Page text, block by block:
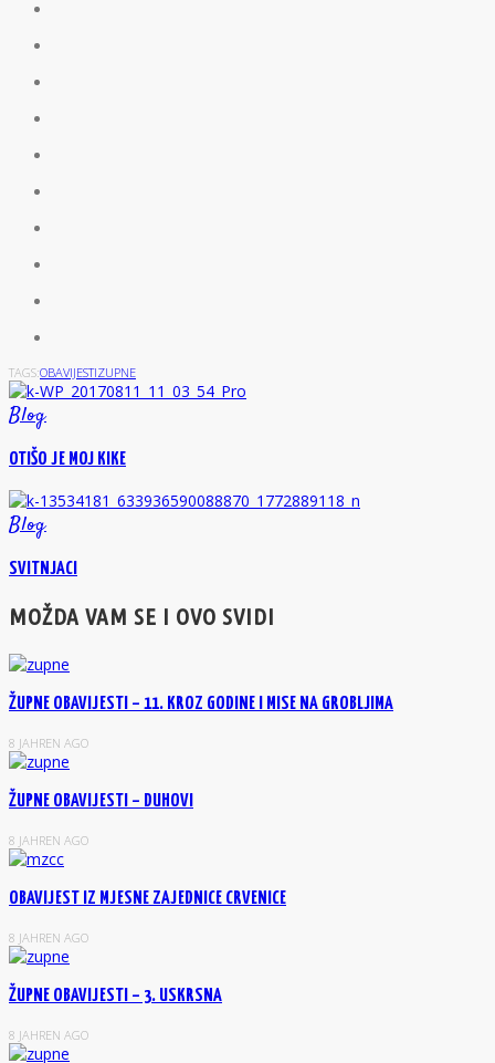
TAGS:OBAVIJESTIZUPNE
Blog
OTIŠO JE MOJ KIKE
Blog
SVITNJACI
MOŽDA VAM SE I OVO SVIDI
ŽUPNE OBAVIJESTI – 11. KROZ GODINE I MISE NA GROBLJIMA
8 JAHREN AGO
ŽUPNE OBAVIJESTI – DUHOVI
8 JAHREN AGO
OBAVIJEST IZ MJESNE ZAJEDNICE CRVENICE
8 JAHREN AGO
ŽUPNE OBAVIJESTI – 3. USKRSNA
8 JAHREN AGO